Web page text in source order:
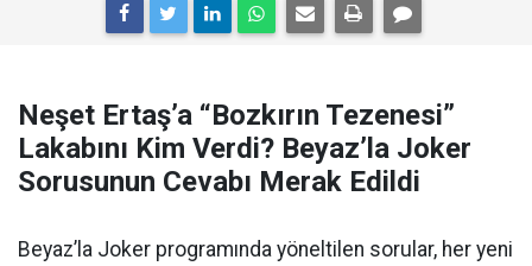
Neşet Ertaş’a “Bozkırın Tezenesi”
Lakabını Kim Verdi? Beyaz’la Joker
Sorusunun Cevabı Merak Edildi
Beyaz’la Joker programında yöneltilen sorular, her yeni